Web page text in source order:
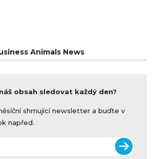
Animals News
obsah sledovat každý den?
shrnující newsletter a buďte v
napřed.